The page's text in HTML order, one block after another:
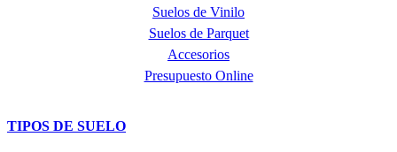
Suelos de Vinilo
Suelos de Parquet
Accesorios
Presupuesto Online
TIPOS DE SUELO